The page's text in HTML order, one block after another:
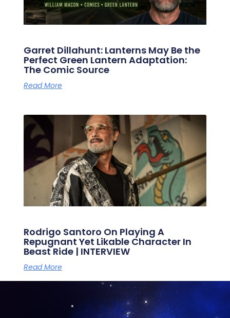
Garret Dillahunt: Lanterns May Be the
Perfect Green Lantern Adaptation:
The Comic Source
Read More
Rodrigo Santoro On Playing A
Repugnant Yet Likable Character In
Beast Ride | INTERVIEW
Read More